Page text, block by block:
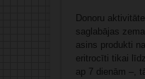
Donoru
saglabājas
asins produkti
eritrocīti tikai
ap 7 dienām –,